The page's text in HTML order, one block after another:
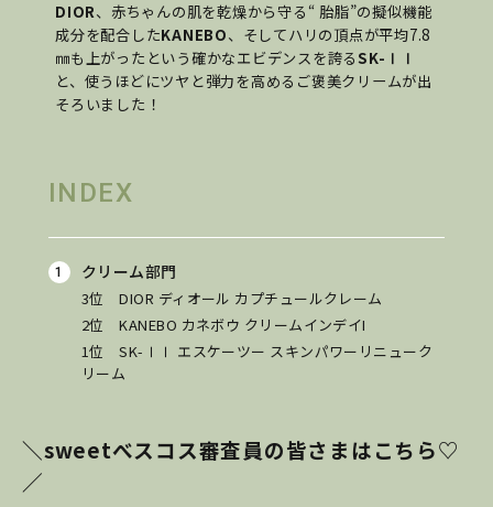
DIOR、赤ちゃんの肌を乾燥から守る“ 胎脂”の擬似機能
成分を配合したKANEBO、そしてハリの頂点が平均7.8
㎜も上がったという確かなエビデンスを誇るSK-ⅠⅠ
と、使うほどにツヤと弾力を高めるご褒美クリームが出
そろいました！
INDEX
クリーム部門
3位 DIOR ディオール カプチュールクレーム
2位 KANEBO カネボウ クリームインデイI
1位 SK-ⅠⅠ エスケーツー スキンパワーリニューク
リーム
＼sweetべスコス審査員の皆さまはこちら♡
／